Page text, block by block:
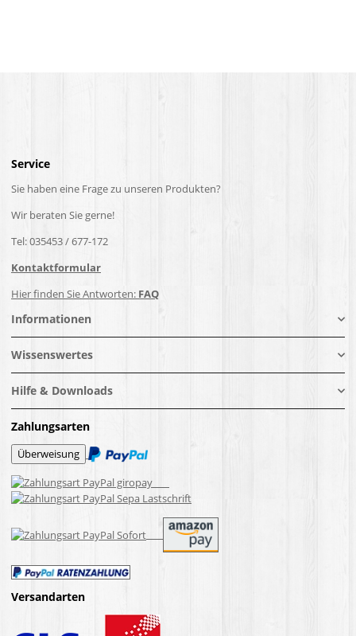
Service
Sie haben eine Frage zu unseren Produkten?
Wir beraten Sie gerne!
Tel: 035453 / 677-172
Kontaktformular
Hier finden Sie Antworten: FAQ
Informationen
Wissenswertes
Hilfe & Downloads
Zahlungsarten
Versandarten